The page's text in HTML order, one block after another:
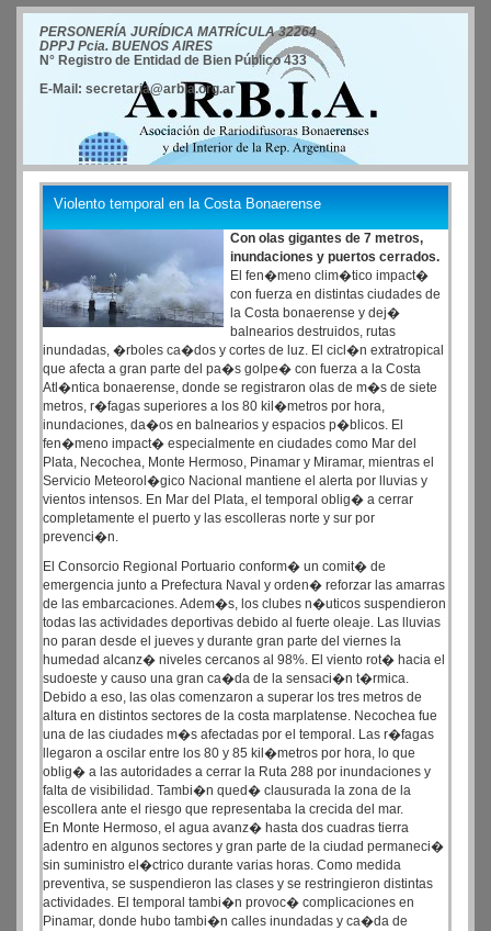
PERSONERÍA JURÍDICA MATRÍCULA 32264
DPPJ Pcia. BUENOS AIRES
N° Registro de Entidad de Bien Público 433
E-Mail: secretaria@arbia.org.ar
Violento temporal en la Costa Bonaerense
Con olas gigantes de 7 metros,
inundaciones y puertos cerrados.
El fen�meno clim�tico impact�
con fuerza en distintas ciudades de
la Costa bonaerense y dej�
balnearios destruidos, rutas
inundadas, �rboles ca�dos y cortes de luz. El cicl�n extratropical
que afecta a gran parte del pa�s golpe� con fuerza a la Costa
Atl�ntica bonaerense, donde se registraron olas de m�s de siete
metros, r�fagas superiores a los 80 kil�metros por hora,
inundaciones, da�os en balnearios y espacios p�blicos. El
fen�meno impact� especialmente en ciudades como Mar del
Plata, Necochea, Monte Hermoso, Pinamar y Miramar, mientras el
Servicio Meteorol�gico Nacional mantiene el alerta por lluvias y
vientos intensos. En Mar del Plata, el temporal oblig� a cerrar
completamente el puerto y las escolleras norte y sur por
prevenci�n.
El Consorcio Regional Portuario conform� un comit� de
emergencia junto a Prefectura Naval y orden� reforzar las amarras
de las embarcaciones. Adem�s, los clubes n�uticos suspendieron
todas las actividades deportivas debido al fuerte oleaje. Las lluvias
no paran desde el jueves y durante gran parte del viernes la
humedad alcanz� niveles cercanos al 98%. El viento rot� hacia el
sudoeste y causo una gran ca�da de la sensaci�n t�rmica.
Debido a eso, las olas comenzaron a superar los tres metros de
altura en distintos sectores de la costa marplatense. Necochea fue
una de las ciudades m�s afectadas por el temporal. Las r�fagas
llegaron a oscilar entre los 80 y 85 kil�metros por hora, lo que
oblig� a las autoridades a cerrar la Ruta 288 por inundaciones y
falta de visibilidad. Tambi�n qued� clausurada la zona de la
escollera ante el riesgo que representaba la crecida del mar.
En Monte Hermoso, el agua avanz� hasta dos cuadras tierra
adentro en algunos sectores y gran parte de la ciudad permaneci�
sin suministro el�ctrico durante varias horas. Como medida
preventiva, se suspendieron las clases y se restringieron distintas
actividades. El temporal tambi�n provoc� complicaciones en
Pinamar, donde hubo tambi�n calles inundadas y ca�da de